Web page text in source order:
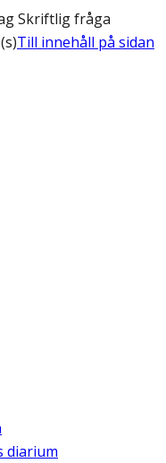
Skriftlig fråga
Till innehåll på sidan
diarium